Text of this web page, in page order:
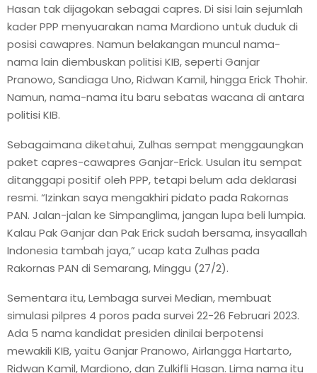
Hasan tak dijagokan sebagai capres. Di sisi lain sejumlah
kader PPP menyuarakan nama Mardiono untuk duduk di
posisi cawapres. Namun belakangan muncul nama-
nama lain diembuskan politisi KIB, seperti Ganjar
Pranowo, Sandiaga Uno, Ridwan Kamil, hingga Erick Thohir.
Namun, nama-nama itu baru sebatas wacana di antara
politisi KIB.
Sebagaimana diketahui, Zulhas sempat menggaungkan
paket capres-cawapres Ganjar-Erick. Usulan itu sempat
ditanggapi positif oleh PPP, tetapi belum ada deklarasi
resmi. “Izinkan saya mengakhiri pidato pada Rakornas
PAN. Jalan-jalan ke Simpanglima, jangan lupa beli lumpia.
Kalau Pak Ganjar dan Pak Erick sudah bersama, insyaallah
Indonesia tambah jaya,” ucap kata Zulhas pada
Rakornas PAN di Semarang, Minggu (27/2).
Sementara itu, Lembaga survei Median, membuat
simulasi pilpres 4 poros pada survei 22-26 Februari 2023.
Ada 5 nama kandidat presiden dinilai berpotensi
mewakili KIB, yaitu Ganjar Pranowo, Airlangga Hartarto,
Ridwan Kamil, Mardiono, dan Zulkifli Hasan. Lima nama itu